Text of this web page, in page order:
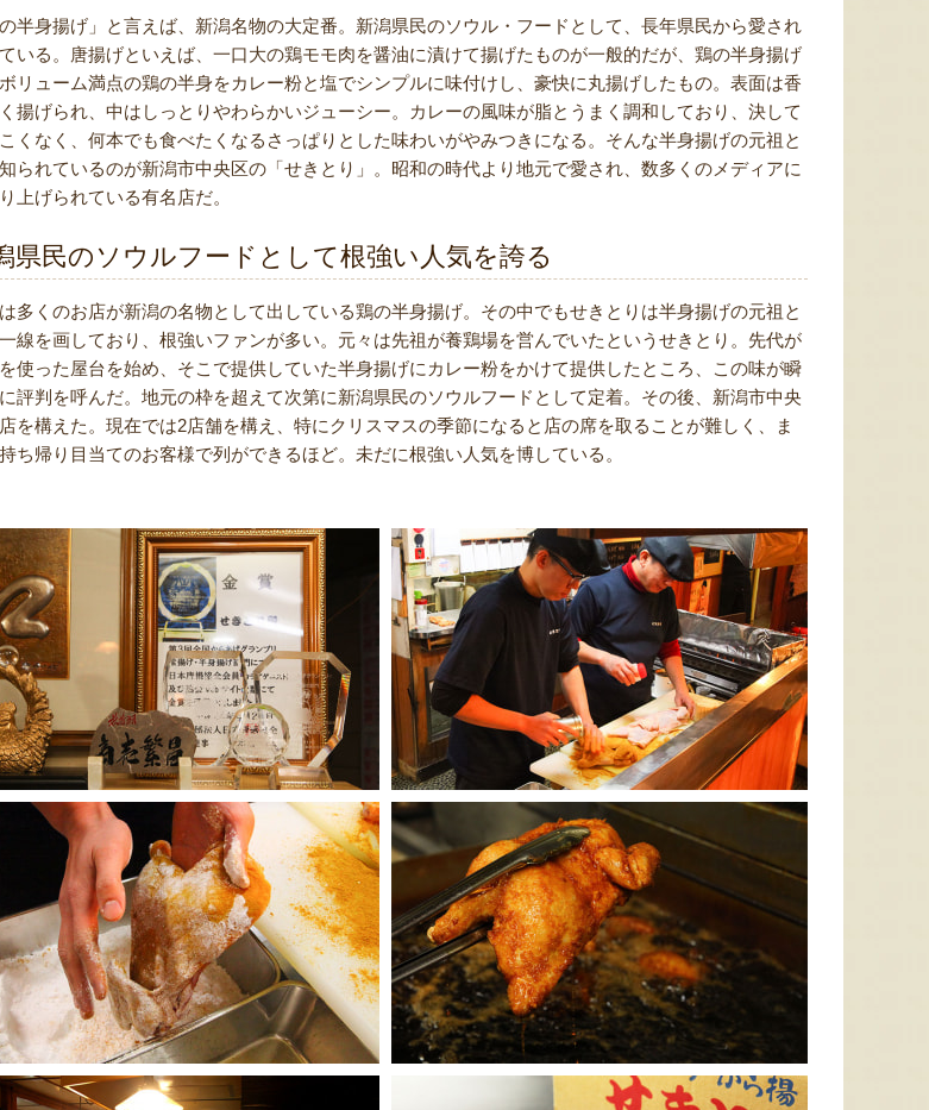
の半身揚げ」と言えば、新潟名物の大定番。新潟県民のソウル・フードとして、長年県民から愛され
いる。唐揚げといえば、一口大の鶏モモ肉を醤油に漬けて揚げたものが一般的だが、鶏の半身揚げ
リューム満点の鶏の半身をカレー粉と塩でシンプルに味付けし、豪快に丸揚げしたもの。表面は香
揚げられ、中はしっとりやわらかいジューシー。カレーの風味が脂とうまく調和しており、決して
くなく、何本でも食べたくなるさっぱりとした味わいがやみつきになる。そんな半身揚げの元祖と
られているのが新潟市中央区の「せきとり」。昭和の時代より地元で愛され、数多くのメディアに
上げられている有名店だ。
県民のソウルフードとして根強い人気を誇る
多くのお店が新潟の名物として出している鶏の半身揚げ。その中でもせきとりは半身揚げの元祖と
線を画しており、根強いファンが多い。元々は先祖が養鶏場を営んでいたというせきとり。先代が
使った屋台を始め、そこで提供していた半身揚げにカレー粉をかけて提供したところ、この味が瞬
評判を呼んだ。地元の枠を超えて次第に新潟県民のソウルフードとして定着。その後、新潟市中央
を構えた。現在では2店舗を構え、特にクリスマスの季節になると店の席を取ることが難しく、ま
ち帰り目当てのお客様で列ができるほど。未だに根強い人気を博している。
言えば大阪屋の流
の梅果汁とくずき
ーの相性が抜群。
みとツルッとした
食べたらクセにな
魚沼市だけで作られている
「深雪なす」を使ったなす漬
け。しっかりとした塩味が好
評で、地元の直売所で大人気
の商品です。夏はもちろん、
太田農園が手塩にかけて育て
たアールスメロン！イギリス
生まれの原種メロンの血をひ
く、「メロンの王様」とも呼
新潟市江南区で育てられた和
梨。有機質肥料と、すべての
実に袋をかける丁寧な手仕事
によって、濃厚な甘みと美し
い姿を持つ梨が生み出されま